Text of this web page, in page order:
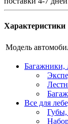
Характеристики
Модель
Багажники,
Все для